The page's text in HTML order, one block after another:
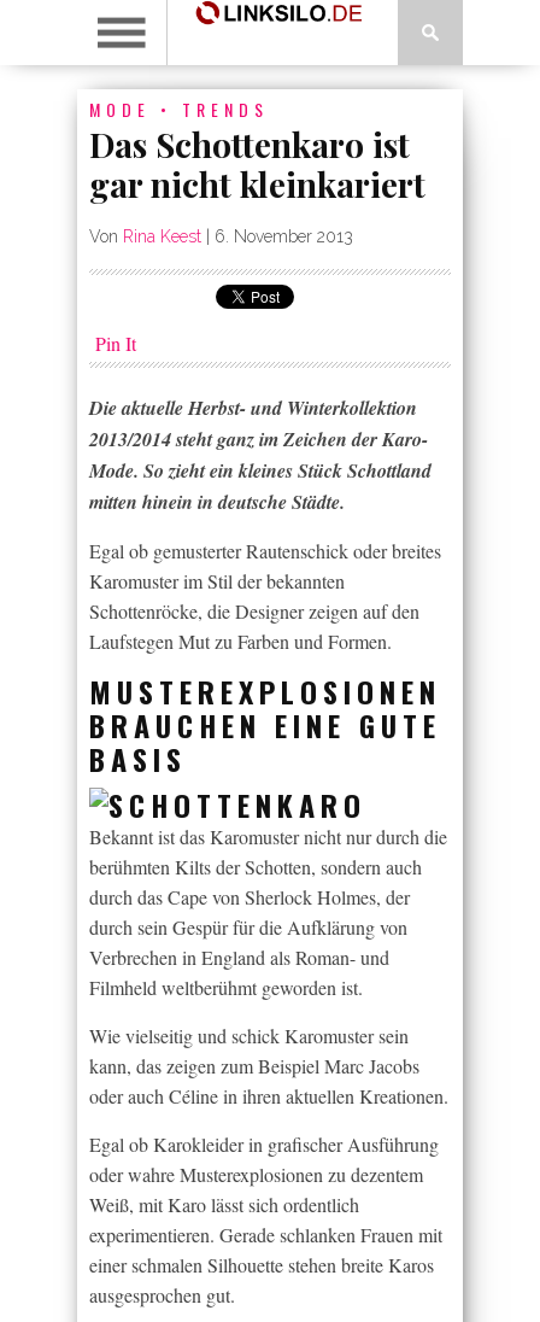
MODE • TRENDS
Das Schottenkaro ist
gar nicht kleinkariert
Von Rina Keest 6. November 2013
Pin It
Die aktuelle Herbst- und Winterkollektion
2013/2014 steht ganz im Zeichen der Karo-
Mode. So zieht ein kleines Stück Schottland
mitten hinein in deutsche Städte.
Egal ob gemusterter Rautenschick oder breites
Karomuster im Stil der bekannten
Schottenröcke, die Designer zeigen auf den
Laufstegen Mut zu Farben und Formen.
MUSTEREXPLOSIONEN
BRAUCHEN EINE GUTE
BASIS
Bekannt ist das Karomuster nicht nur durch die
berühmten Kilts der Schotten, sondern auch
durch das Cape von Sherlock Holmes, der
durch sein Gespür für die Aufklärung von
Verbrechen in England als Roman- und
Filmheld weltberühmt geworden ist.
Wie vielseitig und schick Karomuster sein
kann, das zeigen zum Beispiel Marc Jacobs
oder auch Céline in ihren aktuellen Kreationen.
Egal ob Karokleider in grafischer Ausführung
oder wahre Musterexplosionen zu dezentem
Weiß, mit Karo lässt sich ordentlich
experimentieren. Gerade schlanken Frauen mit
einer schmalen Silhouette stehen breite Karos
ausgesprochen gut.